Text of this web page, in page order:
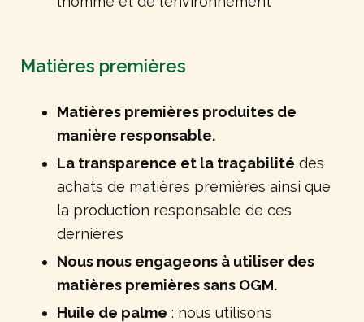
Matières premières
Matières premières produites de
manière responsable.
La transparence et la traçabilité des
achats de matières premières ainsi que
la production responsable de ces
dernières
Nous nous engageons à utiliser des
matières premières sans OGM.
Huile de palme : nous utilisons